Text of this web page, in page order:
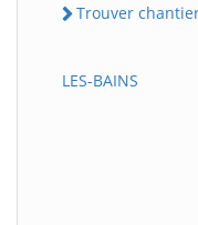
Trouver
LES-BAINS